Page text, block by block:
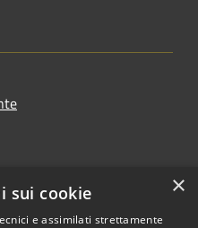
×
sui cookie
e assimilati strettamente